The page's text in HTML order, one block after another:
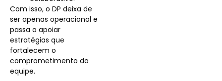
Com isso, o DP deixa de
ser apenas operacional e
passa a apoiar
estratégias que
fortalecem o
comprometimento da
equipe.